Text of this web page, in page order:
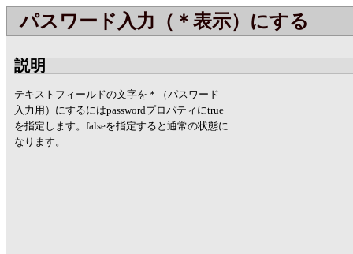
パスワード入力（＊表示）にする
説明
テキストフィールドの文字を＊（パスワード
入力用）にするにはpasswordプロパティにtrue
を指定します。falseを指定すると通常の状態に
なります。